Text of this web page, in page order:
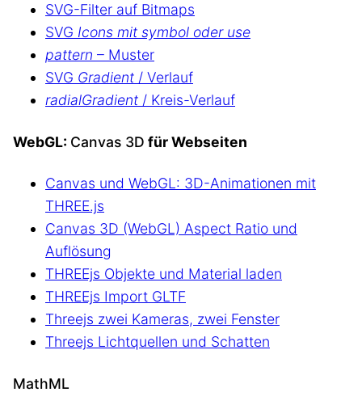
SVG-Filter auf Bitmaps
SVG Icons mit symbol oder use
pattern – Muster
SVG Gradient / Verlauf
radialGradient / Kreis-Verlauf
WebGL: Canvas 3D für Webseiten
Canvas und WebGL: 3D-Animationen mit
THREE.js
Canvas 3D (WebGL) Aspect Ratio und
Auflösung
THREEjs Objekte und Material laden
THREEjs Import GLTF
Threejs zwei Kameras, zwei Fenster
Threejs Lichtquellen und Schatten
MathML